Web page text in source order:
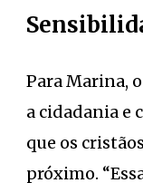
Para Marina,
a cidadania e
que os
próximo.